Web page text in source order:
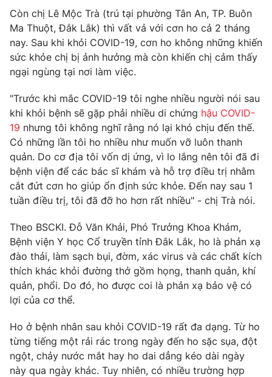
Chất lượng cuộc sống
Học trực tuyến
Công nghệ
Hitech Công nghệ tương lai
Sản phẩm
Tư vấn
Giao lưu trực tuyến
Chuyên mục khác
Emagazine Podcast
Photo Infographic
Video Shorts video
VTV Money VTV Thể thao
VTV Sức khoẻ Bất động sản
Thị trường 24h Tấm lòng Việt
VTV4 Vươn mình bằng AI
Còn chị Lê Mộc Trà (trú tại phường Tân An, TP. Buôn
Ma Thuột, Đắk Lắk) thì vất vả với cơn ho cả 2 tháng
nay. Sau khi khỏi COVID-19, cơn ho không những khiến
sức khỏe chị bị ảnh hưởng mà còn khiến chị cảm thấy
ngại ngùng tại nơi làm việc.
"Trước khi mắc COVID-19 tôi nghe nhiều người nói sau
khi khỏi bệnh sẽ gặp phải nhiều di chứng hậu COVID-
19 nhưng tôi không nghĩ rằng nó lại khó chịu đến thế.
Có những lần tôi ho nhiều như muốn vỡ luôn thanh
quản. Do cơ địa tôi vốn dị ứng, vì lo lắng nên tôi đã đi
bệnh viện để các bác sĩ khám và hỗ trợ điều trị nhằm
cắt đứt cơn ho giúp ổn định sức khỏe. Đến nay sau 1
tuần điều trị, tôi đã đỡ ho hơn rất nhiều" - chị Trà nói.
Theo BSCKI. Đỗ Văn Khải, Phó Trưởng Khoa Khám,
Bệnh viện Y học Cổ truyền tỉnh Đắk Lắk, ho là phản xạ
đào thải, làm sạch bụi, đờm, xác virus và các chất kích
thích khác khỏi đường thở gồm họng, thanh quản, khí
quản, phổi. Do đó, ho được coi là phản xạ bảo vệ có
lợi của cơ thể.
Ho ở bệnh nhân sau khỏi COVID-19 rất đa dạng. Từ ho
từng tiếng một rải rác trong ngày đến ho sặc sụa, đột
ngột, chảy nước mắt hay ho dai dẳng kéo dài ngày
này qua ngày khác. Tuy nhiên, có nhiều trường hợp